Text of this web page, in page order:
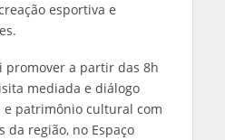
esportiva e
promover a partir das 8h
mediada e diálogo
e patrimônio cultural com
da região, no Espaço